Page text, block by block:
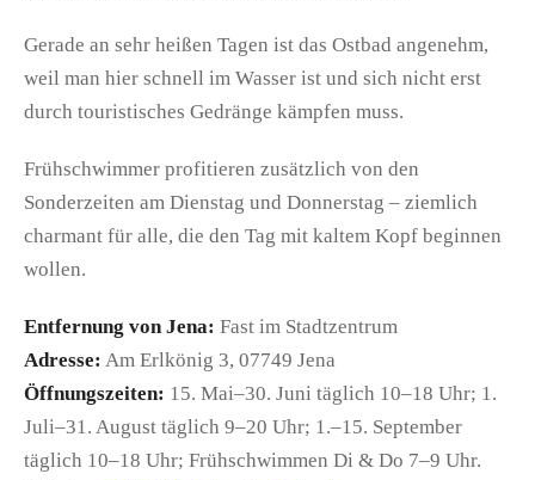
Gerade an sehr heißen Tagen ist das Ostbad angenehm,
weil man hier schnell im Wasser ist und sich nicht erst
durch touristisches Gedränge kämpfen muss.
Frühschwimmer profitieren zusätzlich von den
Sonderzeiten am Dienstag und Donnerstag – ziemlich
charmant für alle, die den Tag mit kaltem Kopf beginnen
wollen.
Entfernung von Jena: Fast im Stadtzentrum
Adresse: Am Erlkönig 3, 07749 Jena
Öffnungszeiten: 15. Mai–30. Juni täglich 10–18 Uhr; 1.
Juli–31. August täglich 9–20 Uhr; 1.–15. September
täglich 10–18 Uhr; Frühschwimmen Di & Do 7–9 Uhr.